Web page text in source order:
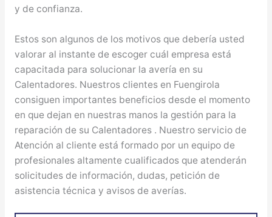
y de confianza.
Estos son algunos de los motivos que debería usted
valorar al instante de escoger cuál empresa está
capacitada para solucionar la avería en su
Calentadores. Nuestros clientes en Fuengirola
consiguen importantes beneficios desde el momento
en que dejan en nuestras manos la gestión para la
reparación de su Calentadores . Nuestro servicio de
Atención al cliente está formado por un equipo de
profesionales altamente cualificados que atenderán
solicitudes de información, dudas, petición de
asistencia técnica y avisos de averías.